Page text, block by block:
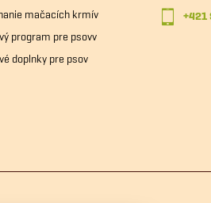
mačacích krmív
program pre psovv
doplnky pre psov
+421